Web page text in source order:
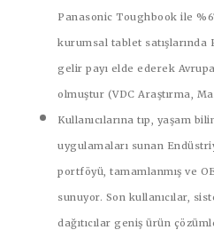
Panasonic Toughbook ile
kurumsal tablet satışlarında
gelir payı elde ederek
olmuştur (VDC Araştırma,
Kullanıcılarına tıp, yaşam
uygulamaları sunan
portföyü, tamamlanmış ve
sunuyor. Son kullanıcılar,
dağıtıcılar geniş ürün